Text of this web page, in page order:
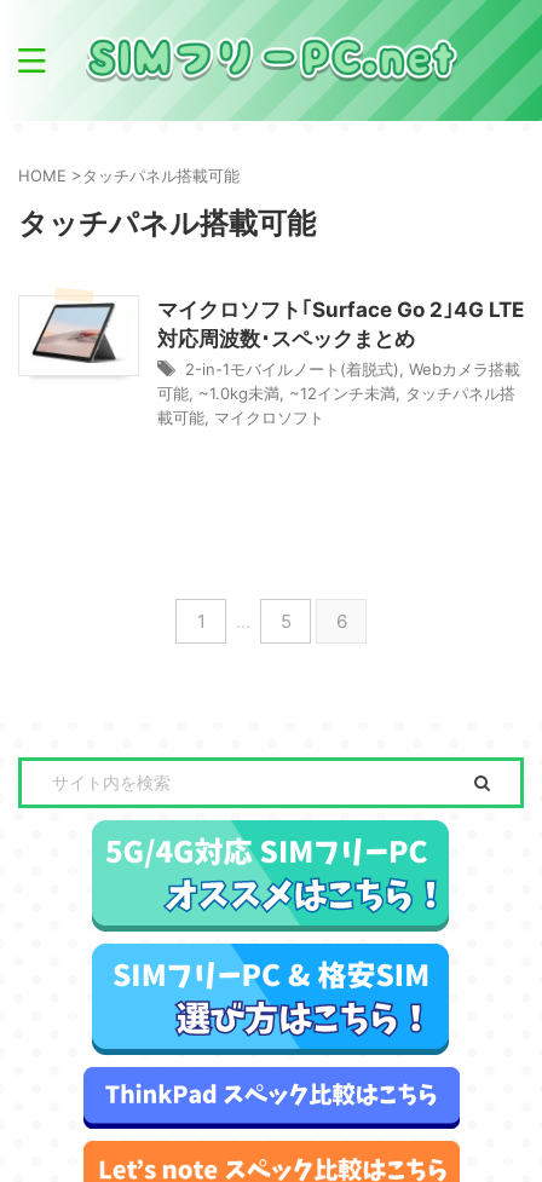
HOME >タッチパネル搭載可能
タッチパネル搭載可能
マイクロソフト｢Surface Go 2｣4G LTE
対応周波数･スペックまとめ
2-in-1モバイルノート(着脱式) Webカメラ搭載
可能 ~1.0kg未満 ~12インチ未満
タッチパネル搭
載可能 マイクロソフト
1 … 5 6